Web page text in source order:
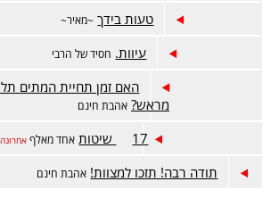
טעות בידך ~מאיר~
עיוות. חסיד של הרבי
האם זמן תחיית המתים
מראש? אהבת חינם
17 שיטות אחד מאלף אחרונה
תודה רבה! תזכו למצוות! אהבת חינם